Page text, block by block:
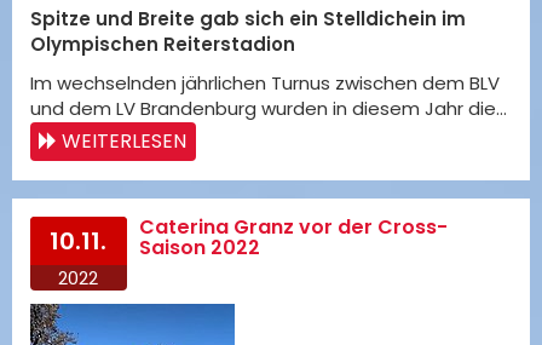
Spitze und Breite gab sich ein Stelldichein im
Olympischen Reiterstadion
Im wechselnden jährlichen Turnus zwischen dem BLV
und dem LV Brandenburg wurden in diesem Jahr die…
WEITERLESEN
10.11.
2022
Caterina Granz vor der Cross-
Saison 2022